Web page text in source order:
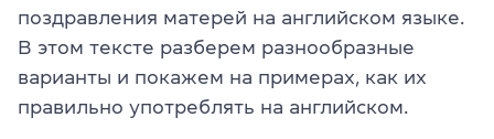
поздравления матерей на английском языке.
В этом тексте разберем разнообразные
варианты и покажем на примерах, как их
правильно употреблять на английском.